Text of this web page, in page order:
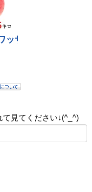
見てください↓(^_^)